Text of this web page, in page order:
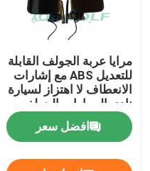
أجزاء عربة الغولف LVTONG
أجزاء خدمة أيقونة
مرايا عربة الجولف القابلة
للتعديل ABS مع إشارات
الانعطاف لا اهتزاز لسيارة
نادي السيارات الجولف
افضل سعر